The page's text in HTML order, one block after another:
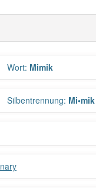
Wort: Mimik
Silbentrennung: Mi•mik